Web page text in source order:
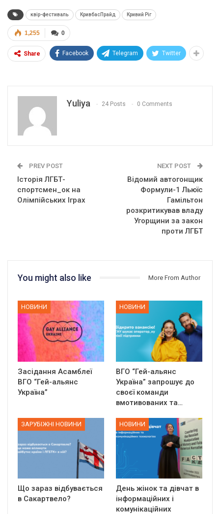
квір-фестиваль КривбасПрайд Кривий Ріг
0
1,255
Share Facebook Telegram Twitter
Yuliya 24 Posts 0 Comments
PREV POST
Історія ЛГБТ-
спортсмен_ок на
Олімпійських Іграх
NEXT POST
Відомий автогонщик
Формули-1 Льюїс
Гамільтон
розкритикував владу
Угорщини за закон
проти ЛГБТ
You might also like More From Author
НОВИНИ
Засідання Асамблеї
ВГО “Гей-альянс
Україна”
НОВИНИ
ВГО “Гей-альянс
Україна” запрошує до
своєї команди
вмотивованих та…
ЗАРУБІЖНІ НОВИНИ
Що зараз відбувається
в Сакартвело?
НОВИНИ
День жінок та дівчат в
інформаційних і
комунікаційних